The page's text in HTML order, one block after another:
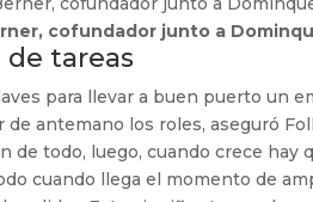
cofundador junto a
tareas
para llevar a buen puerto un
de antemano los roles, aseguró
de todo, luego, cuando crece hay
cuando llega el momento de